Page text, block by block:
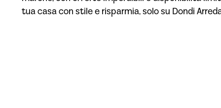
tua casa con stile e risparmia, solo su Dondi